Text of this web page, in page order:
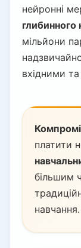
нейронні
глибинного
мільйони
вхідними
платити
більшим
навчання.